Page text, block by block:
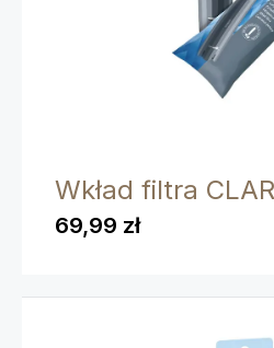
Wkład filtra
69,99 zł